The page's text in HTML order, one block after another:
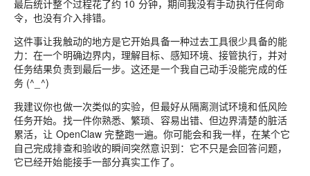
最后统计整个过程花了约 10 分钟，期间我没有手动执行任何命
令，也没有介入排错。
这件事让我触动的地方是它开始具备一种过去工具很少具备的能
力：在一个明确边界内，理解目标、感知环境、接管执行，并对
任务结果负责到最后一步。这还是一个我自己动手没能完成的任
务 (^_^)
我建议你也做一次类似的实验，但最好从隔离测试环境和低风险
任务开始。找一件你熟悉、繁琐、容易出错、但边界清楚的脏活
累活，让 OpenClaw 完整跑一遍。你可能会和我一样，在某个它
自己完成排查和验收的瞬间突然意识到：它不只是会回答问题，
它已经开始能接手一部分真实工作了。